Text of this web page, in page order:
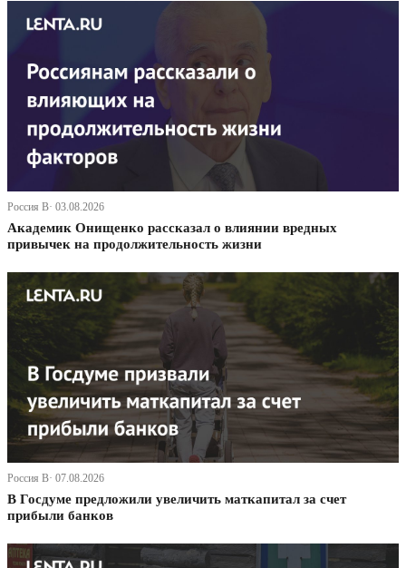
Россия В· 03.08.2026
Академик Онищенко рассказал о влиянии вредных
привычек на продолжительность жизни
Россия В· 07.08.2026
В Госдуме предложили увеличить маткапитал за счет
прибыли банков